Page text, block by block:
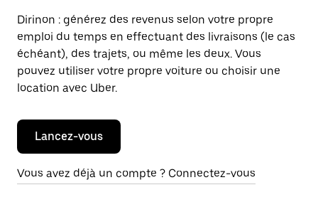
Dirinon : générez des revenus selon votre propre
emploi du temps en effectuant des livraisons (le cas
échéant), des trajets, ou même les deux. Vous
pouvez utiliser votre propre voiture ou choisir une
location avec Uber.
Lancez-vous
Vous avez déjà un compte ? Connectez-vous